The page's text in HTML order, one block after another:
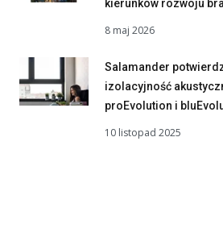
kierunków rozwoju
8 maj 2026
Salamander
izolacyjność
proEvolution i
10 listopad 2025